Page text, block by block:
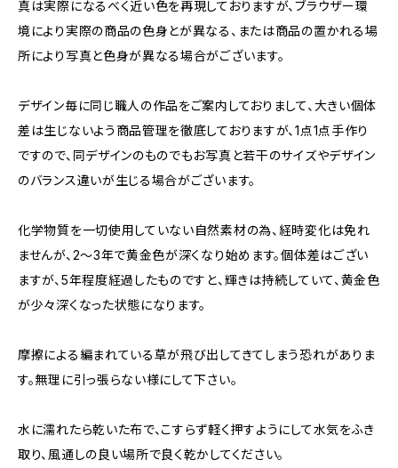
真は実際になるべく近い色を再現しておりますが、ブラウザー環
境により実際の商品の色身とが異なる、または商品の置かれる場
所により写真と色身が異なる場合がございます。
デザイン毎に同じ職人の作品をご案内しておりまして、大きい個体
差は生じないよう商品管理を徹底しておりますが、1点1点手作り
ですので、同デザインのものでもお写真と若干のサイズやデザイン
のバランス違いが生じる場合がございます。
化学物質を一切使用していない自然素材の為、経時変化は免れ
ませんが、2〜3年で黄金色が深くなり始めます。個体差はござい
ますが、5年程度経過したものですと、輝きは持続していて、黄金色
が少々深くなった状態になります。
摩擦による編まれている草が飛び出してきてしまう恐れがありま
す。無理に引っ張らない様にして下さい。
水に濡れたら乾いた布で、こすらず軽く押すようにして水気をふき
取り、風通しの良い場所で良く乾かしてください。